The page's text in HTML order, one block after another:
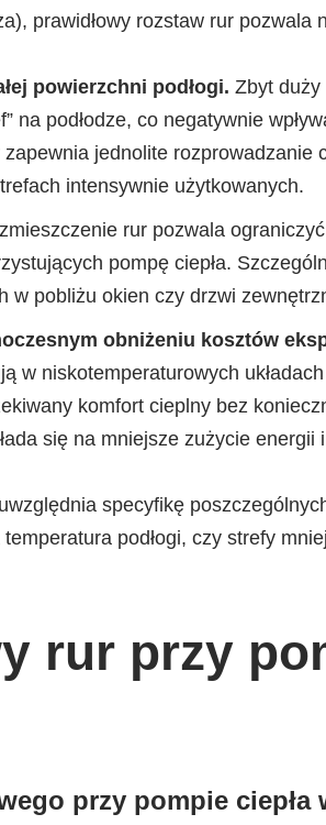
prawidłowy rozstaw rur pozwala
powierzchni podłogi. Zbyt duży
na podłodze, co negatywnie
jednolite rozprowadzanie
intensywnie użytkowanych.
rur pozwala
pompę ciepła.
w pobliżu okien czy drzwi
obniżeniu kosztów
w niskotemperaturowych
komfort cieplny bez
się na mniejsze zużycie energii
specyfikę
podłogi, czy strefy
rur przy
przy pompie ciepła